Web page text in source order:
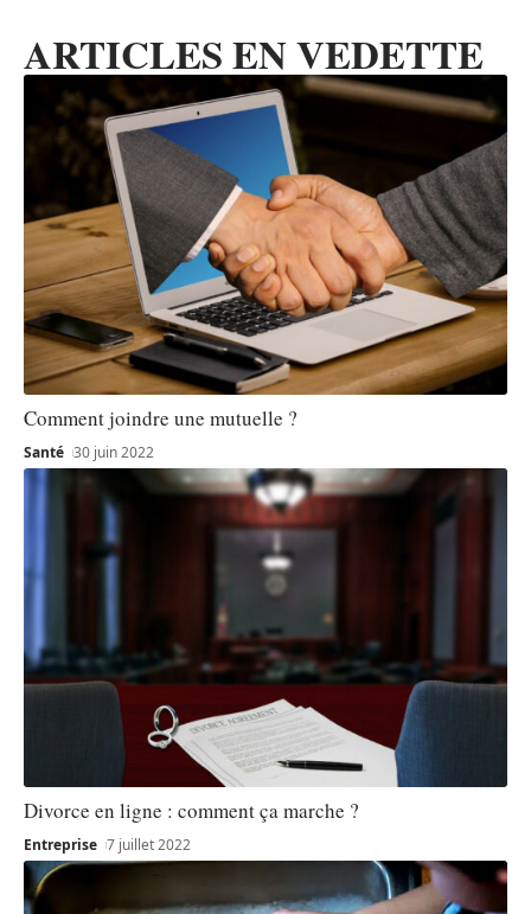
ARTICLES EN VEDETTE
Comment joindre une mutuelle ?
Santé 30 juin 2022
Divorce en ligne : comment ça marche ?
Entreprise 7 juillet 2022